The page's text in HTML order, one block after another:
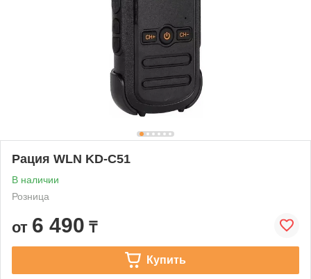
Рация WLN KD-C51
В наличии
Розница
от 6 490 ₸
Купить